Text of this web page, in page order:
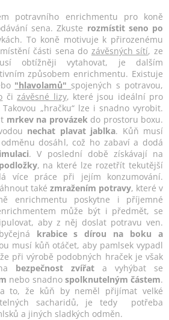
potravního enrichmentu pro koně
sena. Zkuste rozmístit seno po
To koně motivuje k přirozenému
části sena do závěsných sítí, ze
obtížněji vytahovat, je dalším
způsobem enrichmentu. Existuje
"hlavolamů" spojených s potravou,
čizávěsné lizy, které jsou ideální pro
„hračku“ lze i snadno vyrobit.
mrkev na provázekdo prostoru boxu.
nechat plavat jablka. Kůň musí
dosáhl, což ho zabaví a dodá
. V poslední době získávají na
, na které lze rozetřít tekutější
více práce při jejím konzumování.
také zmražením potravy, které v
enrichmentu poskytne i příjemné
může být i předmět, se
aby z něj doslat potravu ven.
krabice s dírou na boku a
musí kůň otáčet, aby pamlsek vypadl
při výrobě podobných hraček je však
bezpečnost zvířat a vyhýbat se
nebo snadno spolknutelným částem.
to, že kůň by neměl přijímat velké
sacharidů, je tedy
potřeba
a jiných sladkých odměn.